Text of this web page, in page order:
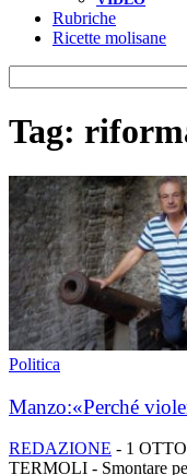
Rubriche
Ricette molisane
Tag:
Politica
Manzo:«Perché
REDAZIONE - 1
TERMOLI - Smontare